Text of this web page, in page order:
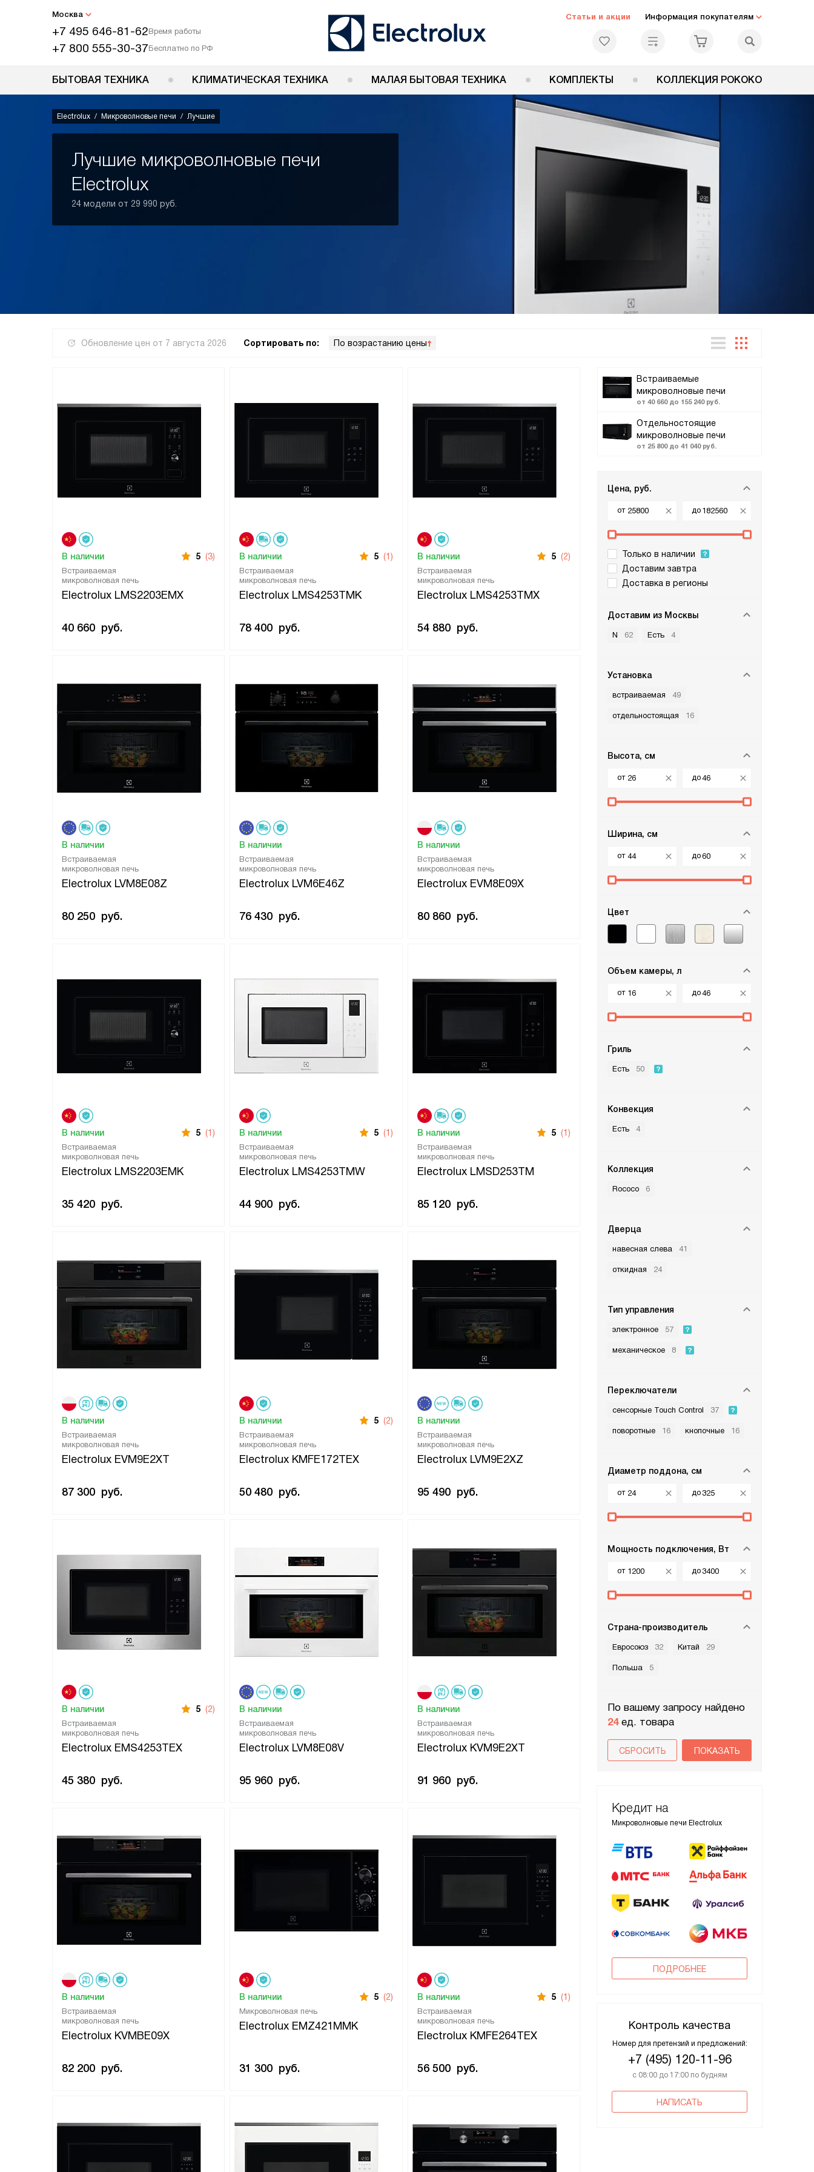
Москва
+7 495 646-81-62Время работы
+7 800 555-30-37Бесплатно по РФ
Статьи и акции Информация покупателям
БЫТОВАЯ ТЕХНИКА КЛИМАТИЧЕСКАЯ ТЕХНИКА МАЛАЯ БЫТОВАЯ ТЕХНИКА КОМПЛЕКТЫ КОЛЛЕКЦИЯ РОКОКО
Electrolux Микроволновые печи Лучшие
Лучшие микроволновые печи
Electrolux
24 модели от 29 990 руб.
Обновление цен от 7 августа 2026 Сортировать по: По возрастанию цены
Встраиваемые
микроволновые печи
от 40 660 до 155 240 руб.
Отдельностоящие
микроволновые печи
от 25 800 до 41 040 руб.
Цена, руб.
от до
Только в наличии
Доставим завтра
Доставка в регионы
Доставим из Москвы
N 62 Есть 4
Установка
встраиваемая 49
отдельностоящая 16
Высота, см
от до
Ширина, см
от до
Цвет
Объем камеры, л
от до
Гриль
Есть 50
Конвекция
Есть 4
Коллекция
Rococo 6
Дверца
навесная слева 41
откидная 24
Тип управления
электронное 57
механическое 8
Переключатели
сенсорные Touch Control 37
поворотные 16 кнопочные 16
Диаметр поддона, см
от до
Мощность подключения, Вт
от до
Страна-производитель
Евросоюз 32 Китай 29
Польша 5
По вашему запросу найдено
24ед. товара
СБРОСИТЬ
Кредит на
Микроволновые печи Electrolux
ПОДРОБНЕЕ
Контроль качества
Номер для претензий и предложений:
+7 (495) 120-11-96
с 08:00 до 17:00 по будням
НАПИСАТЬ
Встраиваемая
микроволновая печь
Electrolux LMS2203EMX
В наличии 5 (3)
40 660 руб.
Встраиваемая
микроволновая печь
Electrolux LMS4253TMK
В наличии 5 (1)
78 400 руб.
Встраиваемая
микроволновая печь
Electrolux LMS4253TMX
В наличии 5 (2)
54 880 руб.
Встраиваемая
микроволновая печь
Electrolux LVM8E08Z
В наличии
80 250 руб.
Встраиваемая
микроволновая печь
Electrolux LVM6E46Z
В наличии
76 430 руб.
Встраиваемая
микроволновая печь
Electrolux EVM8E09X
В наличии
80 860 руб.
Встраиваемая
микроволновая печь
Electrolux LMS2203EMK
В наличии 5 (1)
35 420 руб.
Встраиваемая
микроволновая печь
Electrolux LMS4253TMW
В наличии 5 (1)
44 900 руб.
Встраиваемая
микроволновая печь
Electrolux LMSD253TM
В наличии 5 (1)
85 120 руб.
Встраиваемая
микроволновая печь
Electrolux EVM9E2XT
В наличии
87 300 руб.
Встраиваемая
микроволновая печь
Electrolux KMFE172TEX
В наличии 5 (2)
50 480 руб.
Встраиваемая
микроволновая печь
Electrolux LVM9E2XZ
В наличии
95 490 руб.
Встраиваемая
микроволновая печь
Electrolux EMS4253TEX
В наличии 5 (2)
45 380 руб.
Встраиваемая
микроволновая печь
Electrolux LVM8E08V
В наличии
95 960 руб.
Встраиваемая
микроволновая печь
Electrolux KVM9E2XT
В наличии
91 960 руб.
Встраиваемая
микроволновая печь
Electrolux KVMBE09X
В наличии
82 200 руб.
Микроволновая печь
Electrolux EMZ421MMK
В наличии 5 (2)
31 300 руб.
Встраиваемая
микроволновая печь
Electrolux KMFE264TEX
В наличии 5 (1)
56 500 руб.